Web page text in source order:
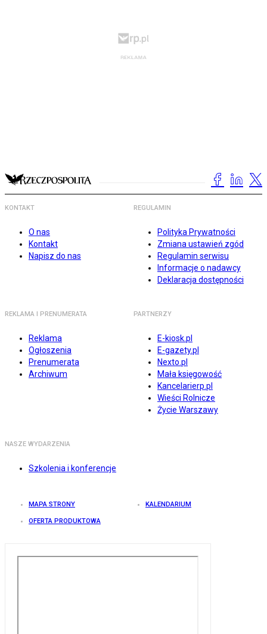
KONTAKT
O nas
Kontakt
Napisz do nas
REGULAMIN
Polityka Prywatności
Zmiana ustawień zgód
Regulamin serwisu
Informacje o nadawcy
Deklaracja dostępności
REKLAMA I PRENUMERATA
Reklama
Ogłoszenia
Prenumerata
Archiwum
PARTNERZY
E-kiosk.pl
E-gazety.pl
Nexto.pl
Mała księgowość
Kancelarierp.pl
Wieści Rolnicze
Życie Warszawy
NASZE WYDARZENIA
Szkolenia i konferencje
MAPA STRONY KALENDARIUM
OFERTA PRODUKTOWA